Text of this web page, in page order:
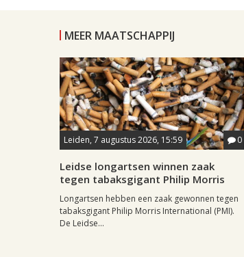
MEER MAATSCHAPPIJ
Leiden, 7 augustus 2026, 15:59 0
Leidse longartsen winnen zaak
tegen tabaksgigant Philip Morris
Longartsen hebben een zaak gewonnen tegen
tabaksgigant Philip Morris International (PMI).
De Leidse...